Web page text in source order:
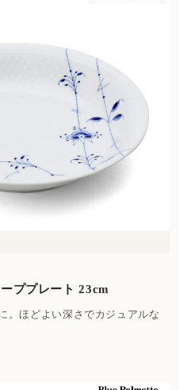
ププレート 23cm
。ほどよい深さでカジュアルな